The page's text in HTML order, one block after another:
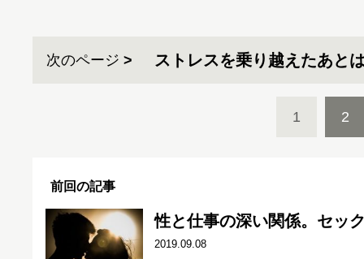
次のページ ストレスを乗り越えたあと
1 2
前回の記事
性と仕事の深い関係。セッ
2019.09.08